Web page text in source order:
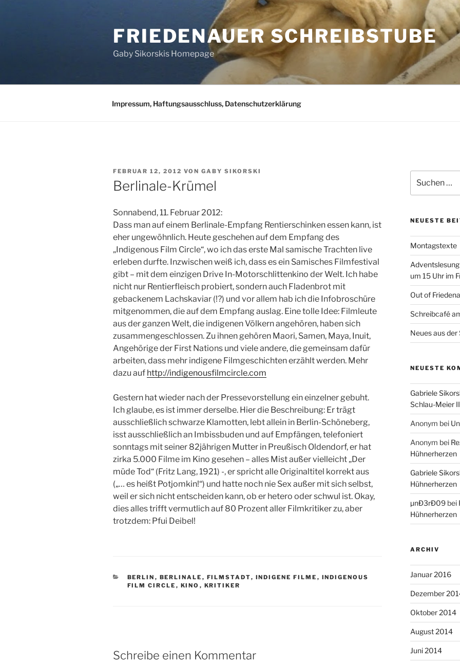
FRIEDENAUER SCHREIBSTUBE
Gaby Sikorskis Homepage
Impressum, Haftungsausschluss, Datenschutzerklärung
VERÖFFENTLICHT
AM
FEBRUAR 12, 2012 VON GABY SIKORSKI
Berlinale-Krümel
Sonnabend, 11. Februar 2012:
Dass man auf einem Berlinale-Empfang Rentierschinken essen kann, ist
eher ungewöhnlich. Heute geschehen auf dem Empfang des
„Indigenous Film Circle“, wo ich das erste Mal samische Trachten live
erleben durfte. Inzwischen weiß ich, dass es ein Samisches Filmfestival
gibt – mit dem einzigen Drive In-Motorschlittenkino der Welt. Ich habe
nicht nur Rentierfleisch probiert, sondern auch Fladenbrot mit
gebackenem Lachskaviar (!?) und vor allem hab ich die Infobroschüre
mitgenommen, die auf dem Empfang auslag. Eine tolle Idee: Filmleute
aus der ganzen Welt, die indigenen Völkern angehören, haben sich
zusammengeschlossen. Zu ihnen gehören Maori, Samen, Maya, Inuit,
Angehörige der First Nations und viele andere, die gemeinsam dafür
arbeiten, dass mehr indigene Filmgeschichten erzählt werden. Mehr
dazu auf http://indigenousfilmcircle.com
Gestern hat wieder nach der Pressevorstellung ein einzelner gebuht.
Ich glaube, es ist immer derselbe. Hier die Beschreibung: Er trägt
ausschließlich schwarze Klamotten, lebt allein in Berlin-Schöneberg,
isst ausschließlich an Imbissbuden und auf Empfängen, telefoniert
sonntags mit seiner 82jährigen Mutter in Preußisch Oldendorf, er hat
zirka 5.000 Filme im Kino gesehen – alles Mist außer vielleicht „Der
müde Tod“ (Fritz Lang, 1921) -, er spricht alle Originaltitel korrekt aus
(„… es heißt Potjomkin!“) und hatte noch nie Sex außer mit sich selbst,
weil er sich nicht entscheiden kann, ob er hetero oder schwul ist. Okay,
dies alles trifft vermutlich auf 80 Prozent aller Filmkritiker zu, aber
trotzdem: Pfui Deibel!
KATEGORIEN
BERLIN , BERLINALE , FILMSTADT, INDIGENE FILME , INDIGENOUS
FILM CIRCLE , KINO , KRITIKER
Schreibe einen Kommentar
nach:
NEUESTE
Montagstexte
um 15 Uhr im
Out of
Schreibcafé
Neues aus
NEUESTE
Gabriele
Schlau-Meier II
Anonym bei
Anonym bei
Hühnerherzen
Gabriele
Hühnerherzen
µnÐ3rÐ09bei
Hühnerherzen
ARCHIV
Januar 2016
Dezember
Oktober 2014
August 2014
Juni 2014